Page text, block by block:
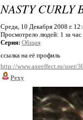
NASTY CURLY
Среда, 10 Декабря 2008 г.
Просмотрело людей: 1 за
Серия: Общая
ссылка на её профиль
http://www.axeeffect.ru/user/
Pexy